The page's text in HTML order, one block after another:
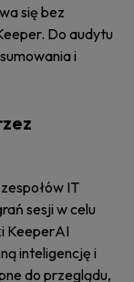
się bez
Do audytu
i
IT
sesji w celu
KeeperAI
inteligencję i
do przeglądu,